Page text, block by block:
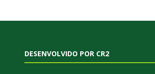
DESENVOLVIDO POR CR2